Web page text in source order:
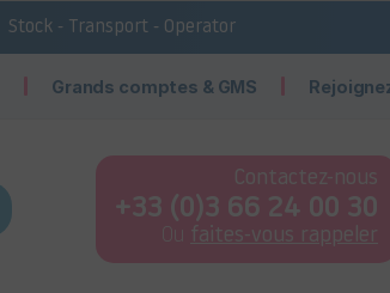
Stock - Transport - Operator
Grands comptes & GMS
Contactez-nous
+33 (0)3 66 24 00 30
Ou faites-vous rappeler